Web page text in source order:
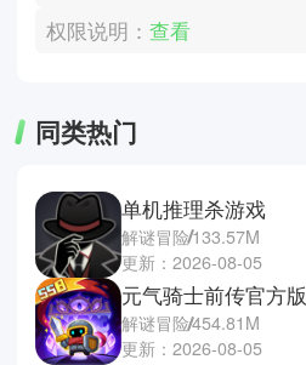
权限说明：查看
同类热门
单机推理杀游戏
解谜冒险133.57M
更新：2026-08-05
元气骑士前传官方版
解谜冒险454.81M
更新：2026-08-05